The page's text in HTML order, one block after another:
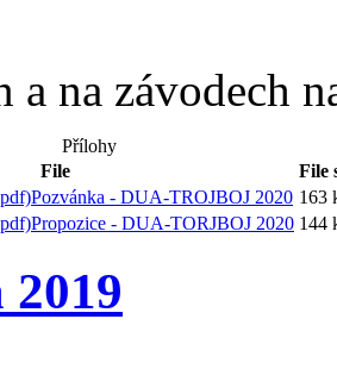
a na závodech
Přílohy
File
File
Pozvánka - DUA-TROJBOJ 2020 163
Propozice - DUA-TORJBOJ 2020 144
2019